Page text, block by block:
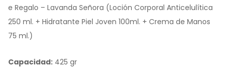
r
a
t
i
s
e Regalo – Lavanda Señora (Loción Corporal Anticelulítica
250 ml. + Hidratante Piel Joven 100ml. + Crema de Manos
75 ml.)
Capacidad: 425 gr